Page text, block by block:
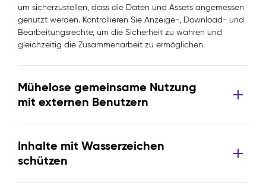
um sicherzustellen, dass die Daten und Assets angemessen
genutzt werden. Kontrollieren Sie Anzeige-, Download- und
Bearbeitungsrechte, um die Sicherheit zu wahren und
gleichzeitig die Zusammenarbeit zu ermöglichen.
Mühelose gemeinsame Nutzung
mit externen Benutzern
Inhalte mit Wasserzeichen
schützen